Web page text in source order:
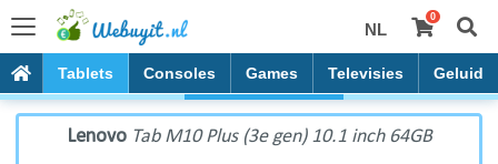
NL
0
Tablets Consoles Games Televisies Geluid
Lenovo Tab M10 Plus (3e gen) 10.1 inch 64GB
Lenovo Tab M10 Plus (3e gen) 10.1 inch 64GB